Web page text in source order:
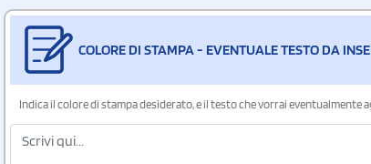
COLORE DI STAMPA - EVENTUALE TESTO DA
Indica il colore di stampa desiderato, e il testo che vorrai eventualmente